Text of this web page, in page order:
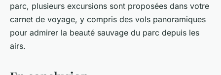
parc, plusieurs excursions sont proposées dans votre
carnet de voyage, y compris des vols panoramiques
pour admirer la beauté sauvage du parc depuis les
airs.